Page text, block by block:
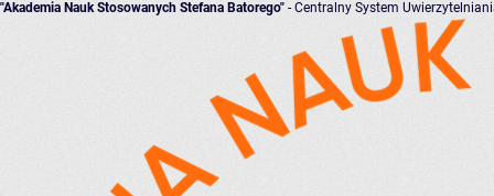
"Akademia Nauk Stosowanych Stefana Batorego" - Centralny System